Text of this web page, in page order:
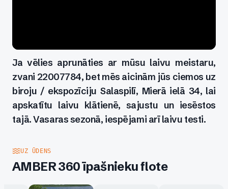
Ja vēlies aprunāties ar mūsu laivu meistaru,
zvani 22007784, bet mēs aicinām jūs ciemos uz
biroju / ekspozīciju Salaspilī, Mierā ielā 34, lai
apskatītu laivu klātienē, sajustu un iesēstos
tajā. Vasaras sezonā, iespējami arī laivu testi.
UZ ŪDENS
AMBER 360 īpašnieku flote